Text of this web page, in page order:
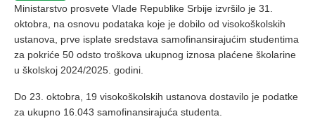
Ministarstvo prosvete Vlade Republike Srbije izvršilo je 31.
oktobra, na osnovu podataka koje je dobilo od visokoškolskih
ustanova, prve isplate sredstava samofinansirajućim studentima
za pokriće 50 odsto troškova ukupnog iznosa plaćene školarine
u školskoj 2024/2025. godini.
Do 23. oktobra, 19 visokoškolskih ustanova dostavilo je podatke
za ukupno 16.043 samofinansirajuća studenta.